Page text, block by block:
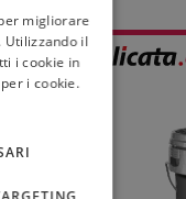
ENGLISH
FRENCH
migliorare
Utilizzando il
i cookie in
i cookie.